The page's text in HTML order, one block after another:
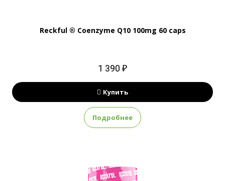
Reckful ® Coenzyme Q10 100mg 60 caps
1 390 ₽
Купить
Подробнее